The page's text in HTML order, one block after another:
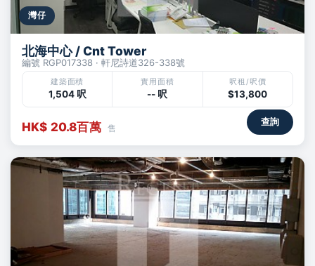
灣仔
北海中心 / Cnt Tower
編號 RGP017338 · 軒尼詩道326-338號
建築面積
1,504 呎
實用面積
-- 呎
呎租/呎價
$13,800
HK$ 20.8百萬 售
查詢